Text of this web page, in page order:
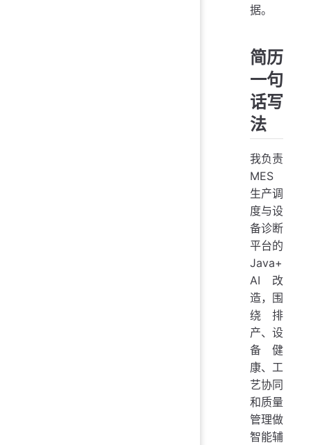
据。
简历
一句
话写
法
我负责
MES
生产调
度与设
备诊断
平台的
Java+
AI 改
造，围
绕排
产、设
备健
康、工
艺协同
和质量
管理做
智能辅